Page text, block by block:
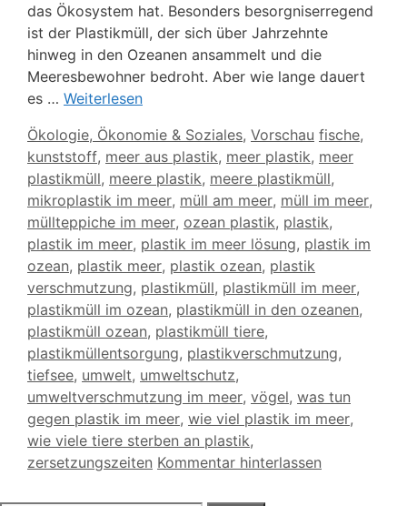
das Ökosystem hat. Besonders besorgniserregend
ist der Plastikmüll, der sich über Jahrzehnte
hinweg in den Ozeanen ansammelt und die
Meeresbewohner bedroht. Aber wie lange dauert
es … Weiterlesen
Kategorien
Ökologie, Ökonomie & Soziales, Vorschau fische,
kunststoff, meer aus plastik, meer plastik, meer
plastikmüll, meere plastik, meere plastikmüll,
mikroplastik im meer, müll am meer, müll im meer,
müllteppiche im meer, ozean plastik, plastik,
plastik im meer, plastik im meer lösung, plastik im
ozean, plastik meer, plastik ozean, plastik
verschmutzung, plastikmüll, plastikmüll im meer,
plastikmüll im ozean, plastikmüll in den ozeanen,
plastikmüll ozean, plastikmüll tiere,
plastikmüllentsorgung, plastikverschmutzung,
tiefsee, umwelt, umweltschutz,
umweltverschmutzung im meer, vögel, was tun
gegen plastik im meer, wie viel plastik im meer,
wie viele tiere sterben an plastik,
zersetzungszeiten Kommentar hinterlassen